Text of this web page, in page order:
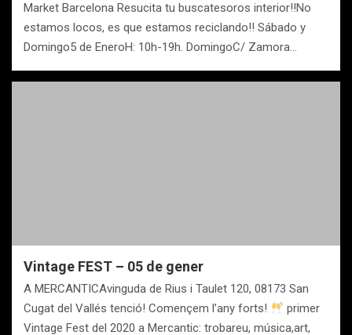
Market Barcelona Resucita tu buscatesoros interior!!No
estamos locos, es que estamos reciclando!! Sábado y
Domingo5 de EneroH: 10h-19h. DomingoC/ Zamora…
Vintage FEST – 05 de gener
A MERCANTICAvinguda de Rius i Taulet 120, 08173 San
Cugat del Vallés tenció! Començem l’any forts!
primer
Vintage Fest del 2020 a Mercantic: trobareu, música,art,